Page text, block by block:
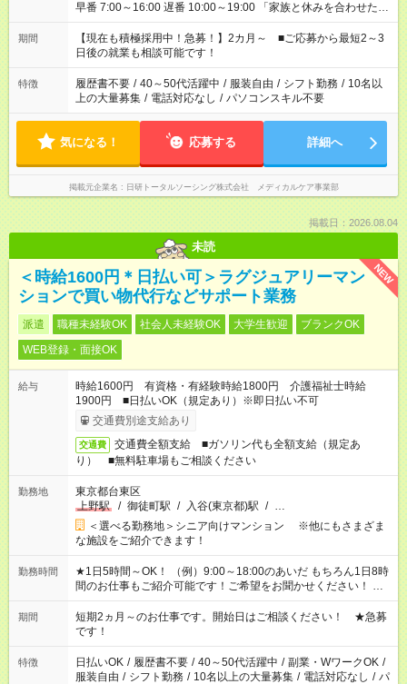
早番 7:00～16:00 遅番 10:00～19:00 「家族と休みを合わせた
い」 「余裕を持って夕飯の準備がしたい」 「できれば残業はし
たくない」 など、ご希望を教えてくださいね。 ※Wワーク希望
の方へ 今ご覧のお仕事で希望する勤務時間と、もう1つのお仕事
の勤務時間。 合計で週40時間を超える場合は応募できません。
期間
【現在も積極採用中！急募！】2カ月～ ■ご応募から最短2～3
日後の就業も相談可能です！
特徴 履歴書不要 / 40～50代活躍中 / 服装自由 / シフト勤務 / 10名以
上の大量募集 / 電話対応なし / パソコンスキル不要
気になる！ 応募する 詳細へ
掲載元企業名 日研トータルソーシング株式会社 メディカルケア事業部
掲載日：2026.08.04
未読
NEW
＜時給1600円＊日払い可＞ラグジュアリーマン
ションで買い物代行などサポート業務
派遣 職種未経験OK 社会人未経験OK 大学生歓迎
ブランクOK
WEB登録・面接OK
給与
時給1600円 有資格・有経験時給1800円 介護福祉士時給
1900円 ■日払いOK（規定あり）※即日払い不可
交通費別途支給あり
交通費
交通費全額支給 ■ガソリン代も全額支給（規定あ
り） ■無料駐車場もご相談ください
勤務地
東京都台東区
上野駅
/ 御徒町駅 / 入谷(東京都)駅 / …
＜選べる勤務地＞シニア向けマンション ※他にもさまざま
な施設をご紹介できます！
勤務時間
★1日5時間～OK！ （例）9:00～18:00のあいだ もちろん1日8時
間のお仕事もご紹介可能です！ご希望をお聞かせください！ ★
家庭の都合でお休みが必要な場合も遠慮なくご相談ください。
※週最低15時間以上の勤務が必要です
期間
短期2ヵ月～のお仕事です。開始日はご相談ください！ ★急募
です！
特徴 日払いOK / 履歴書不要 / 40～50代活躍中 / 副業・WワークOK /
服装自由 / シフト勤務 / 10名以上の大量募集 / 電話対応なし / パ